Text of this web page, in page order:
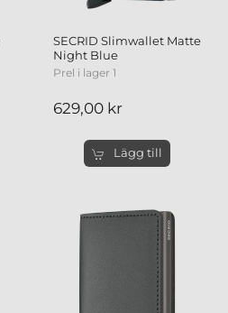
SECRID Slimwallet Matte
Night Blue
Prel i lager 1
629,00 kr
Lägg till